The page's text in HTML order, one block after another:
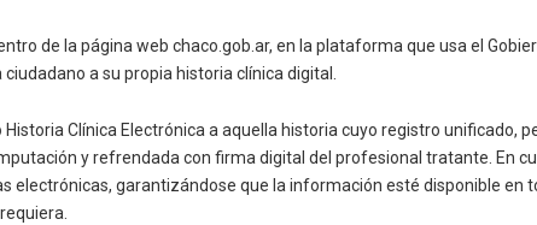
de la página web chaco.gob.ar, en la plataforma que usa el
a su propia historia clínica digital.
Clínica Electrónica a aquella historia cuyo registro unificado,
y refrendada con firma digital del profesional tratante. En
electrónicas, garantizándose que la información esté disponible